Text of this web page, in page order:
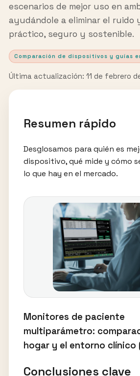
escenarios de mejor uso en
ayudándole a eliminar el ruido
práctico, seguro y sostenible.
Comparación de dispositivos y guías
Última actualización: 11 de febrero
Resumen rápido
Desglosamos para quién es
dispositivo, qué mide y cómo
lo que hay en el mercado.
Monitores de paciente
multiparámetro:
hogar y el entorno clínico
Conclusiones clave